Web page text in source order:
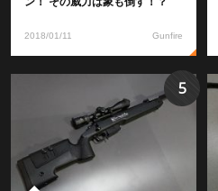
2018/01/11 Gunfire
5